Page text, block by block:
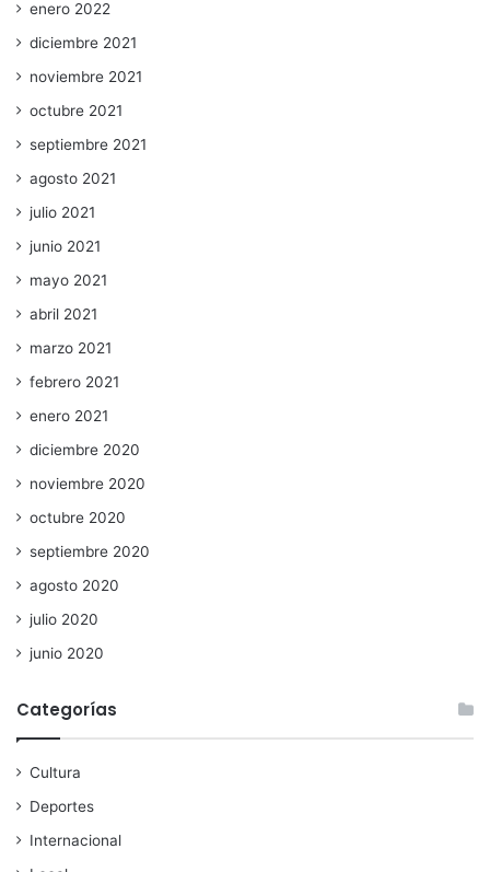
enero 2022
diciembre 2021
noviembre 2021
octubre 2021
septiembre 2021
agosto 2021
julio 2021
junio 2021
mayo 2021
abril 2021
marzo 2021
febrero 2021
enero 2021
diciembre 2020
noviembre 2020
octubre 2020
septiembre 2020
agosto 2020
julio 2020
junio 2020
Categorías
Cultura
Deportes
Internacional